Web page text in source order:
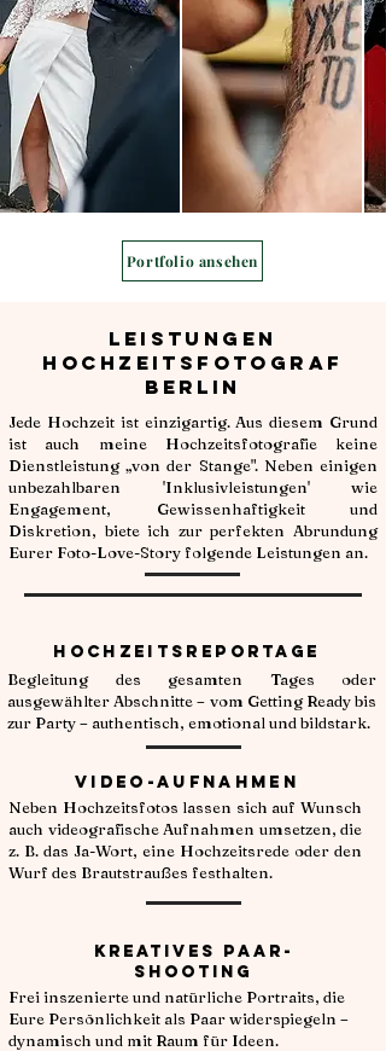
Portfolio ansehen
Leistungen
Hochzeitsfotograf
Berlin
Jede Hochzeit ist einzigartig. Aus diesem Grund
ist auch meine Hochzeitsfotografie keine
Dienstleistung „von der Stange". Neben einigen
unbezahlbaren 'Inklusivleistungen' wie
Engagement, Gewissenhaftigkeit und
Diskretion, biete ich zur perfekten Abrundung
Eurer Foto-Love-Story folgende Leistungen an.
Hochzeitsreportage
Begleitung des gesamten Tages oder
ausgewählter Abschnitte – vom Getting Ready bis
zur Party – authentisch, emotional und bildstark.
Video-Aufnahmen
Neben Hochzeitsfotos lassen sich auf Wunsch
auch videografische Aufnahmen umsetzen, die
z. B. das Ja-Wort, eine Hochzeitsrede oder den
Wurf des Brautstraußes festhalten.
Kreatives Paar-
Shooting
Frei inszenierte und natürliche Portraits, die
Eure Persönlichkeit als Paar widerspiegeln –
dynamisch und mit Raum für Ideen.